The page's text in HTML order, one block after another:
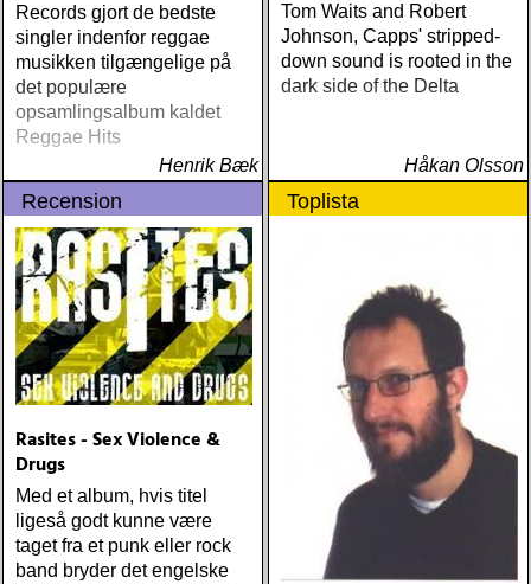
Records gjort de bedste
singler indenfor reggae
musikken tilgængelige på
det populære
opsamlingsalbum kaldet
Reggae Hits
Henrik Bæk
Tom Waits and Robert
Johnson, Capps' stripped-
down sound is rooted in the
dark side of the Delta
Håkan Olsson
Recension
Rasites - Sex Violence &
Drugs
Med et album, hvis titel
ligeså godt kunne være
taget fra et punk eller rock
band bryder det engelske
Toplista